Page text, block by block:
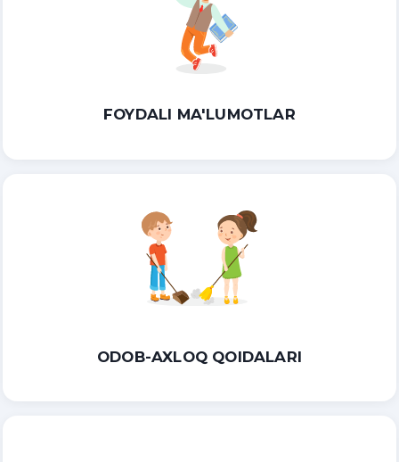
FOYDALI MA'LUMOTLAR
ODOB-AXLOQ QOIDALARI